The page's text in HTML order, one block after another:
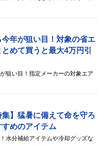
年が狙い目！対象の省エ
めて買うと最大4万円引
狙い目！指定メーカーの対象エア
集】猛暑に備えて命を守ろ
めのアイテム
水分補給アイテムや冷却グッズな